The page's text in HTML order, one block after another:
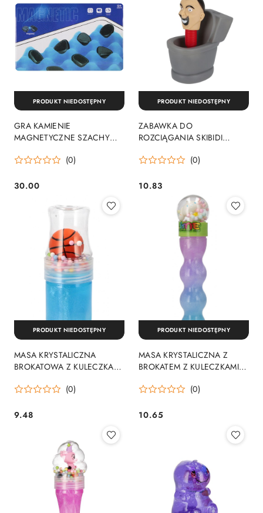
GRA KAMIENIE
MAGNETYCZNE SZACHY
(0)
Cena:
30.00
PRODUKT NIEDOSTĘPNY
ZABAWKA DO
ROZCIĄGANIA SKIBIDI
BMG
(0)
Cena:
10.83
PRODUKT NIEDOSTĘPNY
MASA KRYSTALICZNA
BROKATOWA Z KULECZKAMI
(0)
Cena:
9.48
PRODUKT NIEDOSTĘPNY
MASA KRYSTALICZNA Z
BROKATEM Z KULECZKAMI Z
(0)
Cena:
10.65
PRODUKT NIEDOSTĘPNY